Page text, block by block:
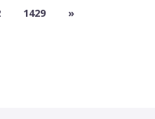
1429 »